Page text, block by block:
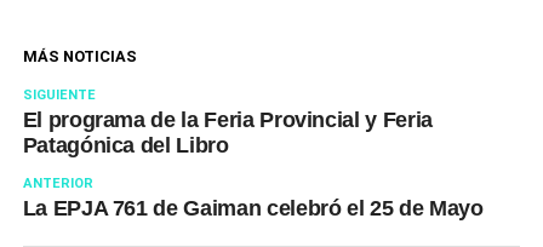
MÁS NOTICIAS
SIGUIENTE
El programa de la Feria Provincial y Feria
Patagónica del Libro
ANTERIOR
La EPJA 761 de Gaiman celebró el 25 de Mayo